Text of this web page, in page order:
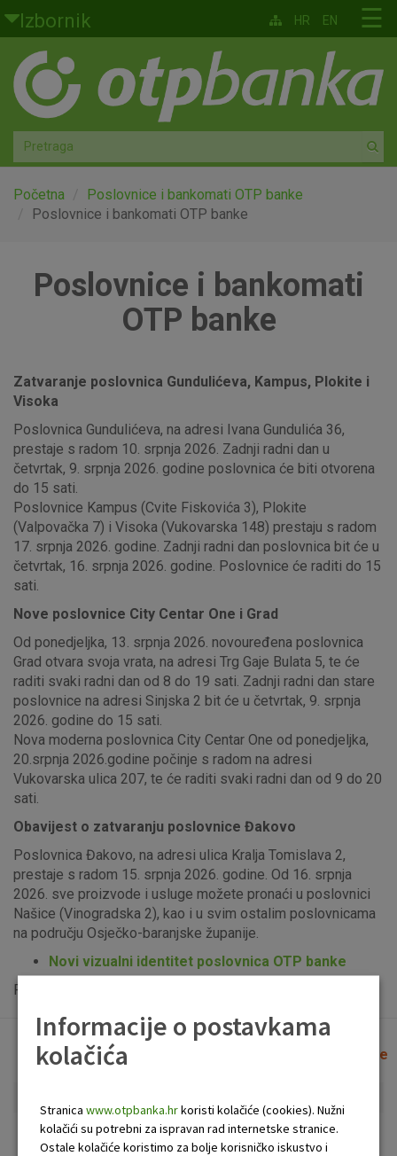
Skoči na glavni sadržaj
Izbornik
Građani
Privatno bankarstvo
Agro
Mala poduzeća i obrtnici
Globalna tržišta
☰
HR EN
Početna
Poslovnice i bankomati OTP banke
Poslovnice i bankomati OTP banke
Poslovnice i bankomati
OTP banke
Zatvaranje poslovnica Gundulićeva, Kampus, Plokite i
Visoka
Poslovnica Gundulićeva, na adresi Ivana Gundulića 36,
prestaje s radom 10. srpnja 2026. Zadnji radni dan u
četvrtak, 9. srpnja 2026. godine poslovnica će biti otvorena
do 15 sati.
Poslovnice Kampus (Cvite Fiskovića 3), Plokite
(Valpovačka 7) i Visoka (Vukovarska 148) prestaju s radom
17. srpnja 2026. godine. Zadnji radni dan poslovnica bit će u
četvrtak, 16. srpnja 2026. godine. Poslovnice će raditi do 15
sati.
Nove poslovnice City Centar One i Grad
Od ponedjeljka, 13. srpnja 2026. novouređena poslovnica
Grad otvara svoja vrata, na adresi Trg Gaje Bulata 5, te će
raditi svaki radni dan od 8 do 19 sati. Zadnji radni dan stare
poslovnice na adresi Sinjska 2 bit će u četvrtak, 9. srpnja
2026. godine do 15 sati.
Nova moderna poslovnica City Centar One od ponedjeljka,
20.srpnja 2026.godine počinje s radom na adresi
Vukovarska ulica 207, te će raditi svaki radni dan od 9 do 20
sati.
Obavijest o zatvaranju poslovnice Đakovo
Poslovnica Đakovo, na adresi ulica Kralja Tomislava 2,
prestaje s radom 15. srpnja 2026. godine. Od 16. srpnja
2026. sve proizvode i usluge možete pronaći u poslovnici
Našice (Vinogradska 2), kao i u svim ostalim poslovnicama
na području Osječko-baranjske županije.
Novi vizualni identitet poslovnica OTP banke
Popis uplatno-isplatnih bankomata možete vidjeti
Lista poslovnica i bankomata Očisti filtere
Bankomat Poslovnica
Informacije o postavkama
kolačića
Stranica www.otpbanka.hrkoristi kolačiće (cookies). Nužni
kolačići su potrebni za ispravan rad internetske stranice.
Ostale kolačiće koristimo za bolje korisničko iskustvo i